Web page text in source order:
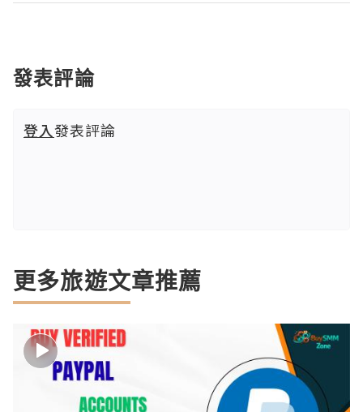
發表評論
登入發表評論
更多旅遊文章推薦